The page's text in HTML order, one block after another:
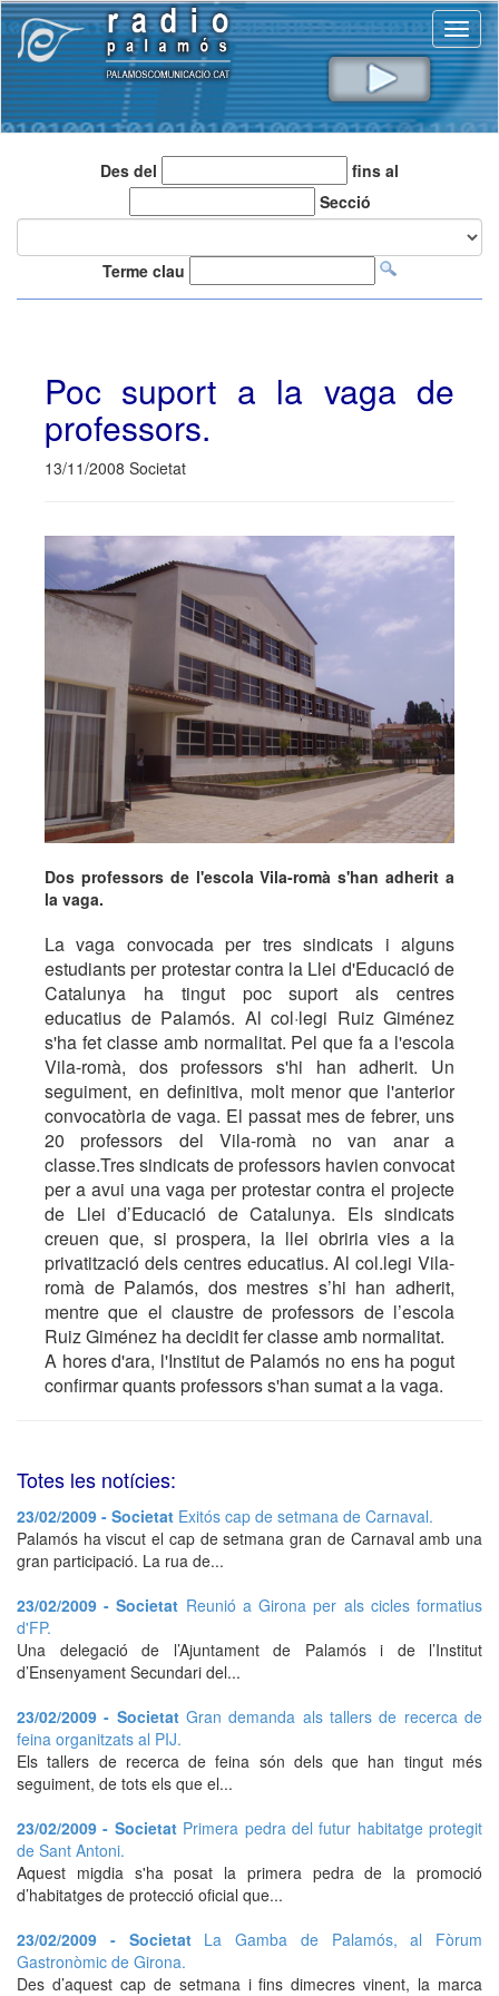
Des del
fins al
Secció
Terme clau
Poc suport a la vaga de
professors.
13/11/2008 Societat
Dos professors de l'escola Vila-romà s'han adherit a
la vaga.
La vaga convocada per tres sindicats i alguns
estudiants per protestar contra la Llei d'Educació de
Catalunya ha tingut poc suport als centres
educatius de Palamós. Al col·legi Ruiz Giménez
s'ha fet classe amb normalitat. Pel que fa a l'escola
Vila-romà, dos professors s'hi han adherit. Un
seguiment, en definitiva, molt menor que l'anterior
convocatòria de vaga. El passat mes de febrer, uns
20 professors del Vila-romà no van anar a
classe.Tres sindicats de professors havien convocat
per a avui una vaga per protestar contra el projecte
de Llei d’Educació de Catalunya. Els sindicats
creuen que, si prospera, la llei obriria vies a la
privatització dels centres educatius. Al col.legi Vila-
romà de Palamós, dos mestres s’hi han adherit,
mentre que el claustre de professors de l’escola
Ruiz Giménez ha decidit fer classe amb normalitat.
A hores d'ara, l'Institut de Palamós no ens ha pogut
confirmar quants professors s'han sumat a la vaga.
Totes les notícies:
23/02/2009 - Societat Exitós cap de setmana de Carnaval.
Palamós ha viscut el cap de setmana gran de Carnaval amb una
gran participació. La rua de...
23/02/2009 - Societat Reunió a Girona per als cicles formatius
d'FP.
Una delegació de l’Ajuntament de Palamós i de l’Institut
d’Ensenyament Secundari del...
23/02/2009 - Societat Gran demanda als tallers de recerca de
feina organitzats al PIJ.
Els tallers de recerca de feina són dels que han tingut més
seguiment, de tots els que el...
23/02/2009 - Societat Primera pedra del futur habitatge protegit
de Sant Antoni.
Aquest migdia s'ha posat la primera pedra de la promoció
d’habitatges de protecció oficial que...
23/02/2009 - Societat La Gamba de Palamós, al Fòrum
Gastronòmic de Girona.
Des d’aquest cap de setmana i fins dimecres vinent, la marca